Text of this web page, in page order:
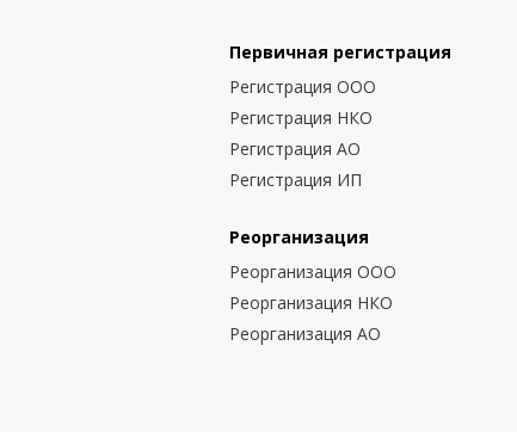
Первичная регистрация
Регистрация ООО
Регистрация НКО
Регистрация АО
Регистрация ИП
Реорганизация
Реорганизация ООО
Реорганизация НКО
Реорганизация АО